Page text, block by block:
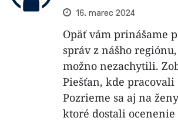
16. marec 2024
Opäť vám prinášame
správ z nášho
možno nezachytili.
Piešťan, kde
Pozrieme sa aj na
ktoré dostali ocenenie